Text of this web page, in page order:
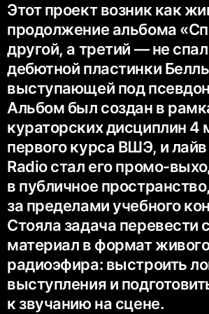
Этот проект возник как
продолжение альбома
другой, а третий — не
дебютной пластинки
выступающей под
Альбом был создан в
кураторских дисциплин 4
первого курса ВШЭ, и лайв
Radio стал его промо-
в публичное
за пределами учебного
Стояла задача перевести
материал в формат
радиоэфира: выстроить
выступления и
к звучанию на сцене.